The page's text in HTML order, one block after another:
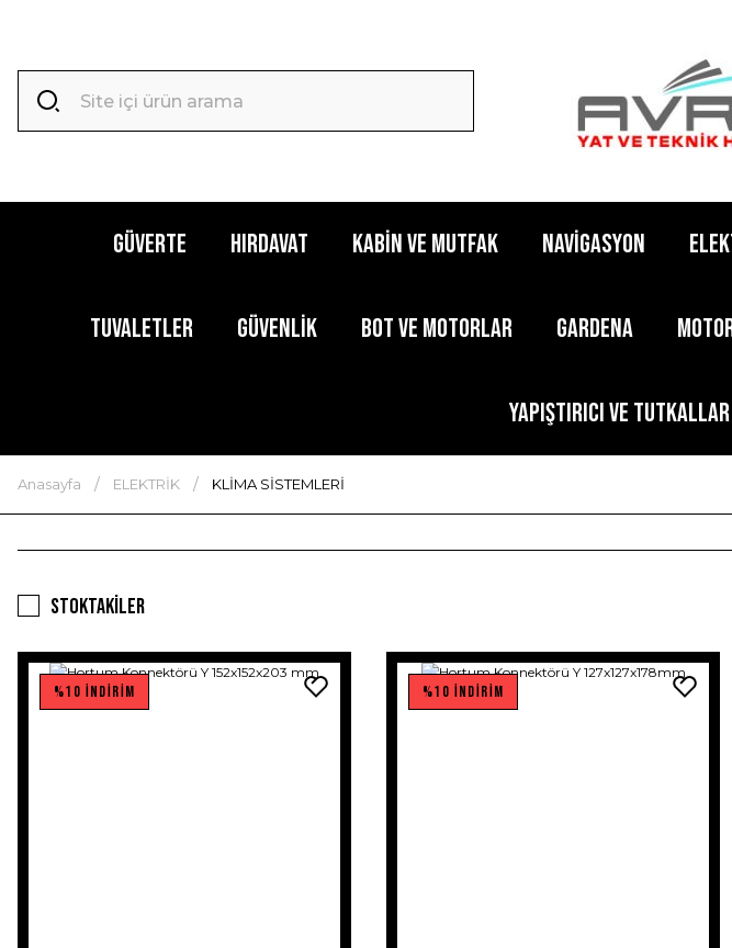
GÜVERTE HIRDAVAT KABİN ve MUTFAK NAVİGASYON
TUVALETLER GÜVENLİK BOT ve MOTORLAR GARDENA
YAPIŞTIRICI ve TUTKALLAR
Anasayfa ELEKTRİK KLİMA SİSTEMLERİ
Stoktakiler
%10 İNDİRİM %10 İNDİRİM